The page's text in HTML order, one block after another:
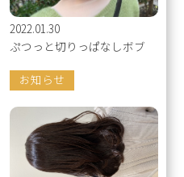
2022.01.30
ぷつっと切りっぱなしボブ
お知らせ